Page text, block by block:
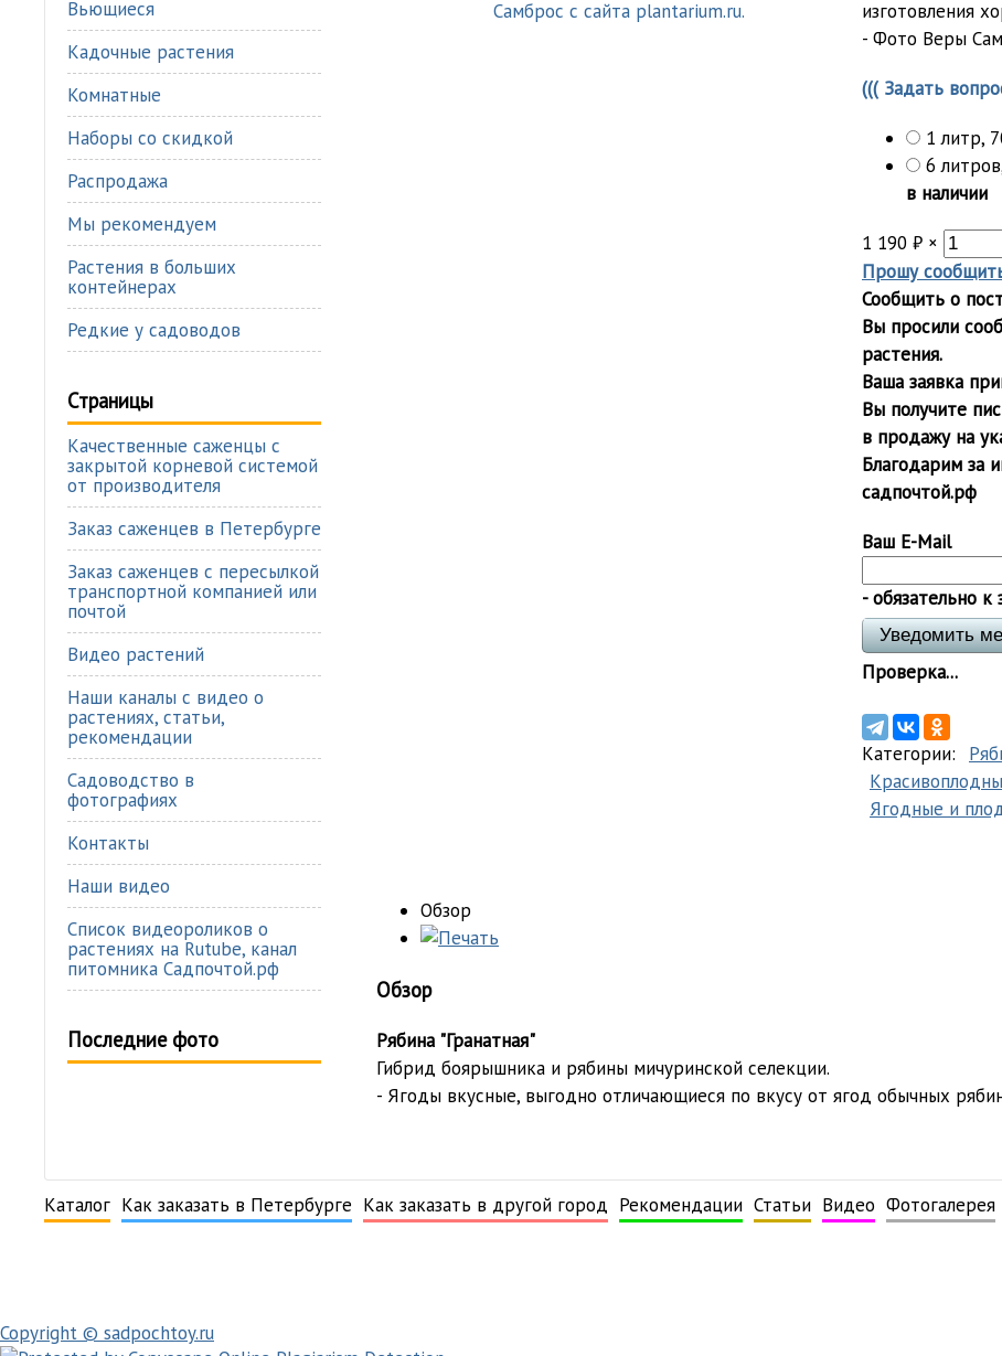
Вьющиеся
Кадочные растения
Комнатные
Наборы со скидкой
Распродажа
Мы рекомендуем
Растения в больших
контейнерах
Редкие у садоводов
Страницы
Качественные саженцы с
закрытой корневой системой
от производителя
Заказ саженцев в Петербурге
Заказ саженцев с пересылкой
транспортной компанией или
почтой
Видео растений
Наши каналы с видео о
растениях, статьи,
рекомендации
Садоводство в
фотографиях
Контакты
Наши видео
Список видеороликов о
растениях на Rutube, канал
питомника Садпочтой.рф
Последние фото
изготовления
- Фото Веры
((( Задать
1 литр,
6
в наличии
1 190 ₽ ×
Прошу
Сообщить о
Вы просили
растения.
Ваша заявка
Вы получите
в продажу на
Благодарим за
садпочтой.рф
Ваш E-Mail
- обязательно к
Проверка...
Категории:
Ягодные и
Обзор
Обзор
Рябина "Гранатная"
Гибрид боярышника и рябины мичуринской селекции.
- Ягоды вкусные, выгодно отличающиеся по вкусу от ягод обычных
Каталог Как заказать в Петербурге Как заказать в другой город Рекомендации Статьи Видео Фотогалерея
Copyright © sadpochtoy.ru